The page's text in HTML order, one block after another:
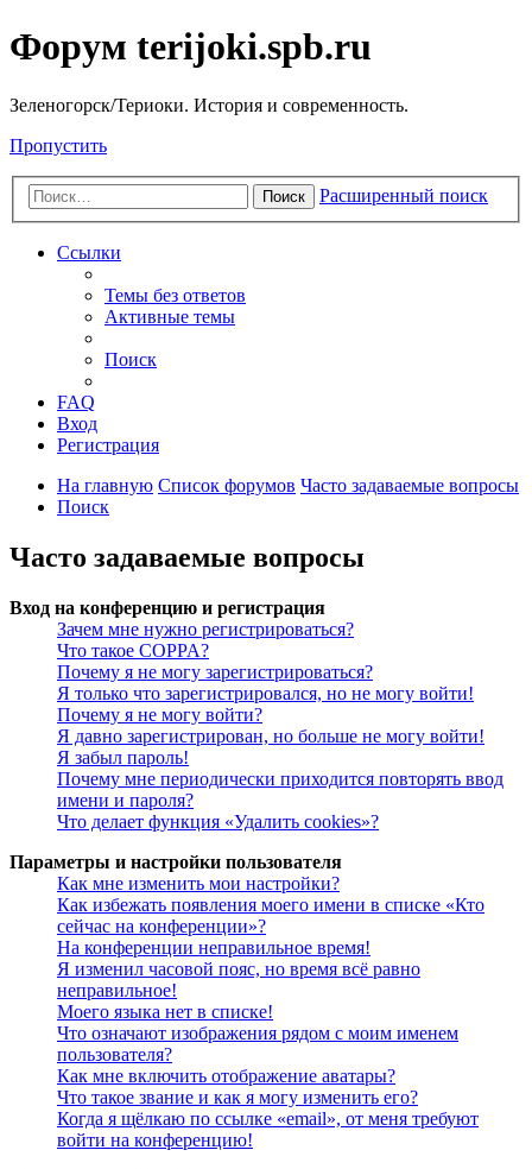
Форум terijoki.spb.ru
Зеленогорск/Териоки. История и современность.
Пропустить
Поиск Расширенный поиск
Ссылки
Темы без ответов
Активные темы
Поиск
FAQ
Вход
Регистрация
На главную Список форумов Часто задаваемые вопросы
Поиск
Часто задаваемые вопросы
Вход на конференцию и регистрация
Зачем мне нужно регистрироваться?
Что такое COPPA?
Почему я не могу зарегистрироваться?
Я только что зарегистрировался, но не могу войти!
Почему я не могу войти?
Я давно зарегистрирован, но больше не могу войти!
Я забыл пароль!
Почему мне периодически приходится повторять ввод
имени и пароля?
Что делает функция «Удалить cookies»?
Параметры и настройки пользователя
Как мне изменить мои настройки?
Как избежать появления моего имени в списке «Кто
сейчас на конференции»?
На конференции неправильное время!
Я изменил часовой пояс, но время всё равно
неправильное!
Моего языка нет в списке!
Что означают изображения рядом с моим именем
пользователя?
Как мне включить отображение аватары?
Что такое звание и как я могу изменить его?
Когда я щёлкаю по ссылке «email», от меня требуют
войти на конференцию!